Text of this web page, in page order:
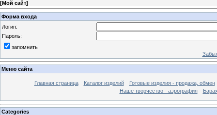
[Мой сайт]
Форма входа
Логин:
Пароль:
запомнить
Меню сайта
Главная страница Каталог изделий
Готовые изделия - продажа, обмен
Наше творчество - аэрография
Categories